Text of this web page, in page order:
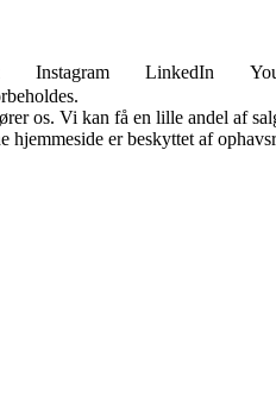
Instagram LinkedIn
os. Vi kan få en lille andel af
hjemmeside er beskyttet af